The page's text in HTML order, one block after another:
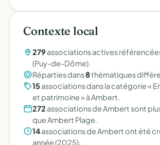
Contexte local
279 associations actives
(Puy-de-Dôme).
Réparties dans8thématiques
15associations dans la catégorie «
et patrimoine » à Ambert.
272 associations de Ambert sont
que Ambert Plage.
14associations de Ambert ont été
année (2025).